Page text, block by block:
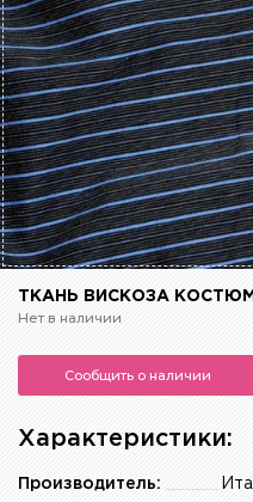
ТКАНЬ ВИСКОЗА
Нет в наличии
Сообщить о наличии
Характеристики:
Производитель: